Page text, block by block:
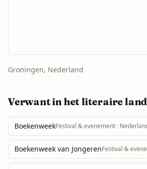
Groningen, Nederland
Verwant in het literaire
BoekenweekFestival & evenement ·
Boekenweek van JongerenFestival &